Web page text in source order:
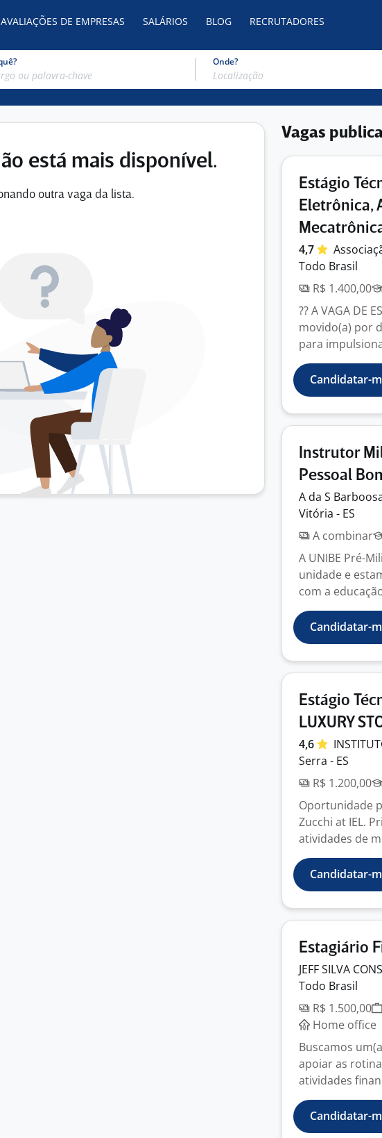
AVALIAÇÕES DE EMPRESAS SALÁRIOS BLOG RECRUTADORES
Onde?
está mais disponível.
outra vaga da lista.
Vagas
Estágio
Eletrônica,
4,7
Todo Brasil
R$ 1.400,00
?? A VAGA DE
movido(a) por
para
Candidatar-
Instrutor
Pessoal
A da S
Vitória - ES
A combinar
A UNIBE Pré-
unidade e
com a
Candidatar-
Estágio
LUXURY
4,6
Serra - ES
R$ 1.200,00
Oportunidade
Zucchi at IEL.
atividades de
Candidatar-
Estagiário
JEFF SILVA
Todo Brasil
R$ 1.500,00
Home office
Buscamos
apoiar as
atividades
Candidatar-